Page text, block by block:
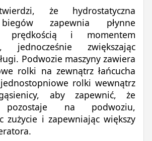
że hydrostatyczna
zapewnia płynne
prędkością i momentem
jednocześnie zwiększając
Podwozie maszyny zawiera
rolki na zewnątrz łańcucha
rolki wewnątrz
aby zapewnić, że
pozostaje na podwoziu,
zużycie i zapewniając większy